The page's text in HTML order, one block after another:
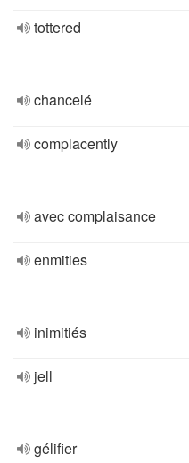
tottered
chancelé
complacently
avec complaisance
enmities
inimitiés
jell
gélifier